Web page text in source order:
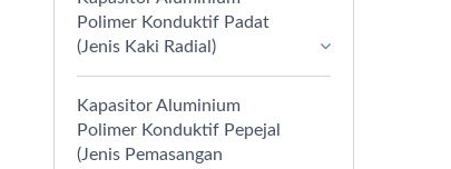
Polimer Konduktif Padat
(Jenis Kaki Radial)
Kapasitor Aluminium
Polimer Konduktif Pepejal
(Jenis Pemasangan